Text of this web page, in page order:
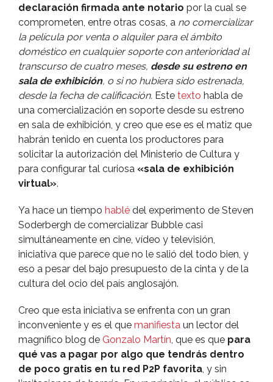
declaración firmada ante notario por la cual se
comprometen, entre otras cosas, a no comercializar
la pelí­cula por venta o alquiler para el ámbito
doméstico en cualquier soporte con anterioridad al
transcurso de cuatro meses, desde su estreno en
sala de exhibición, o si no hubiera sido estrenada,
desde la fecha de calificación. Este texto habla de
una comercialización en soporte desde su estreno
en sala de exhibición, y creo que ese es el matiz que
habrán tenido en cuenta los productores para
solicitar la autorización del Ministerio de Cultura y
para configurar tal curiosa «sala de exhibición
virtual».
Ya hace un tiempo hablé del experimento de Steven
Soderbergh de comercializar Bubble casi
simultáneamente en cine, ví­deo y televisión,
iniciativa que parece que no le salió del todo bien, y
eso a pesar del bajo presupuesto de la cinta y de la
cultura del ocio del paí­s anglosajón.
Creo que esta iniciativa se enfrenta con un gran
inconveniente y es el que manifiesta un lector del
magní­fico blog de Gonzalo Martí­n, que es que para
qué vas a pagar por algo que tendrás dentro
de poco gratis en tu red P2P favorita, y sin